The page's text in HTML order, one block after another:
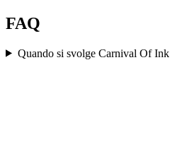
FAQ
Quando si svolge Carnival Of